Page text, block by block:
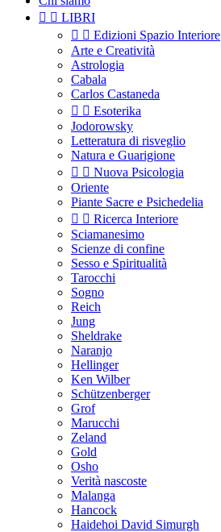
  LIBRI
  Edizioni Spazio Interiore
Arte e Creatività
Astrologia
Cabala
Carlos Castaneda
  Esoterika
Jodorowsky
Letteratura di risveglio
Natura e Guarigione
  Nuova Psicologia
Oriente
Piante Sacre e Psichedelia
  Ricerca Interiore
Sciamanesimo
Scienze di confine
Sesso e Spiritualità
Tarocchi
Sogno
Reich
Jung
Sheldrake
Naranjo
Hellinger
Ken Wilber
Schützenberger
Grof
Marucchi
Zeland
Gold
Osho
Verità nascoste
Malanga
Hancock
Haidehoi David Simurgh